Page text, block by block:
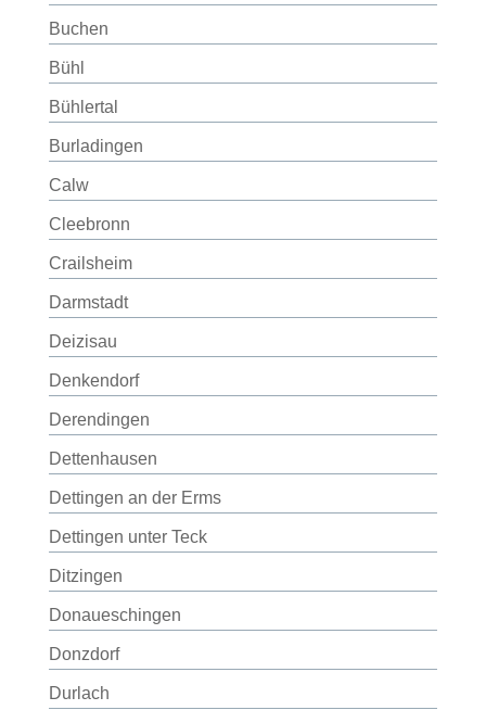
Buchen
Bühl
Bühlertal
Burladingen
Calw
Cleebronn
Crailsheim
Darmstadt
Deizisau
Denkendorf
Derendingen
Dettenhausen
Dettingen an der Erms
Dettingen unter Teck
Ditzingen
Donaueschingen
Donzdorf
Durlach